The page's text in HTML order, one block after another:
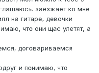
заезжает ко мне
на гитаре, девочки
что они щас улетят, а
договариваемся
и понимаю, что